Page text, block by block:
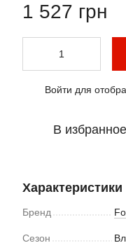
1 527 грн
Войти для
В избранное
Характеристики
Бренд
Сезон